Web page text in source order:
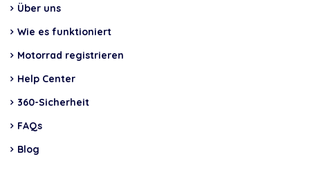
Über uns
Wie es funktioniert
Motorrad registrieren
Help Center
360-Sicherheit
FAQs
Blog